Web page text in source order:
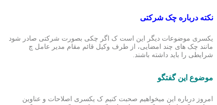
نکته درباره چک شرکتی
یکسری موضوعات دیگر این است ک اگر چکی بصورت شرکتی صادر شود
مانند چک های چند امضایی، از طرف وکیل قائم مقام مدیر عامل چ
شرایطی را باید داشته باشند.
موضوع این گفتگو
امروز درباره این میخواهیم صحبت کنیم ک یکسری اصلاحات و عناوین